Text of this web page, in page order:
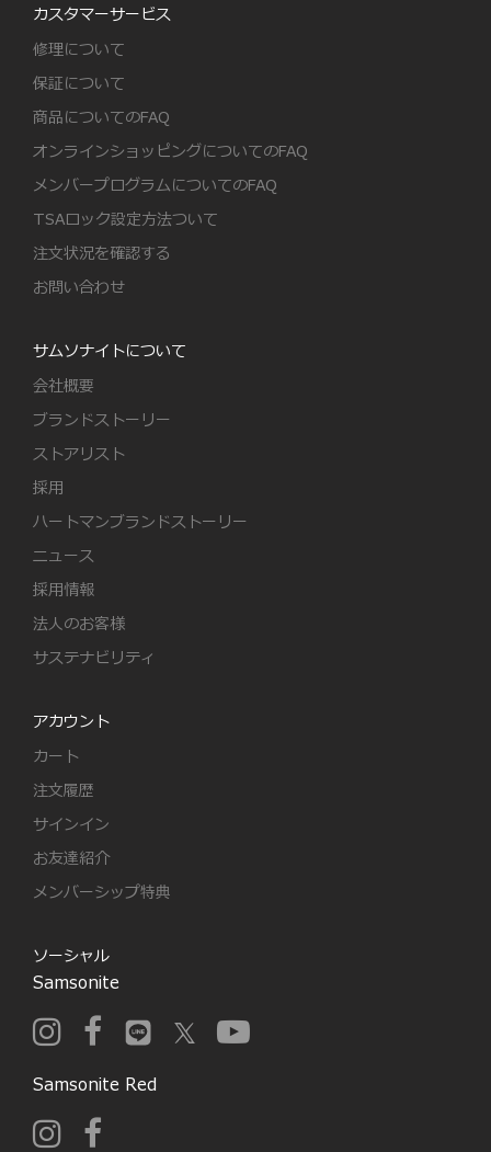
カスタマーサービス
修理について
保証について
商品についてのFAQ
オンラインショッピングについてのFAQ
メンバープログラムについてのFAQ
TSAロック設定方法ついて
注文状況を確認する
お問い合わせ
サムソナイトについて
会社概要
ブランドストーリー
ストアリスト
採用
ハートマンブランドストーリー
ニュース
採用情報
法人のお客様
サステナビリティ
アカウント
カート
注文履歴
サインイン
お友達紹介
メンバーシップ特典
ソーシャル
Samsonite
Samsonite Red